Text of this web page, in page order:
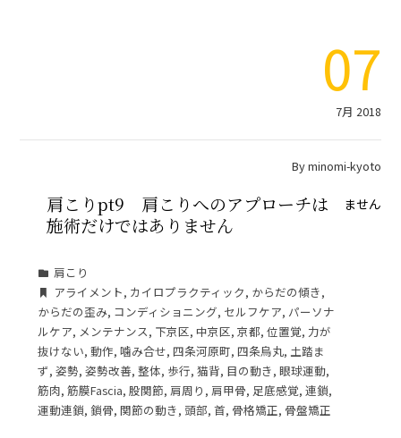
07
7月 2018
Byminomi-kyoto
肩こりpt9 肩こりへのアプローチは
施術だけではありません
肩こり
アライメント, カイロプラクティック, からだの傾き,
からだの歪み, コンディショニング, セルフケア, パーソナ
ルケア, メンテナンス, 下京区,中京区,京都,位置覚, 力が
抜けない,動作,噛み合せ,四条河原町,四条烏丸, 土踏ま
ず,姿勢,姿勢改善,整体, 歩行,猫背, 目の動き,眼球運動,
筋肉,筋膜Fascia,股関節, 肩周り , 肩甲骨, 足底感覚,連鎖,
運動連鎖,鎖骨,関節の動き, 頭部,首, 骨格矯正, 骨盤矯正